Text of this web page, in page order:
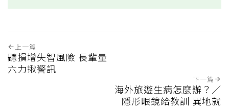
上一篇
聽損增失智風險 長輩量
六力揪警訊
下一篇
海外旅遊生病怎麼辦？／
隱形眼鏡給教訓 異地就